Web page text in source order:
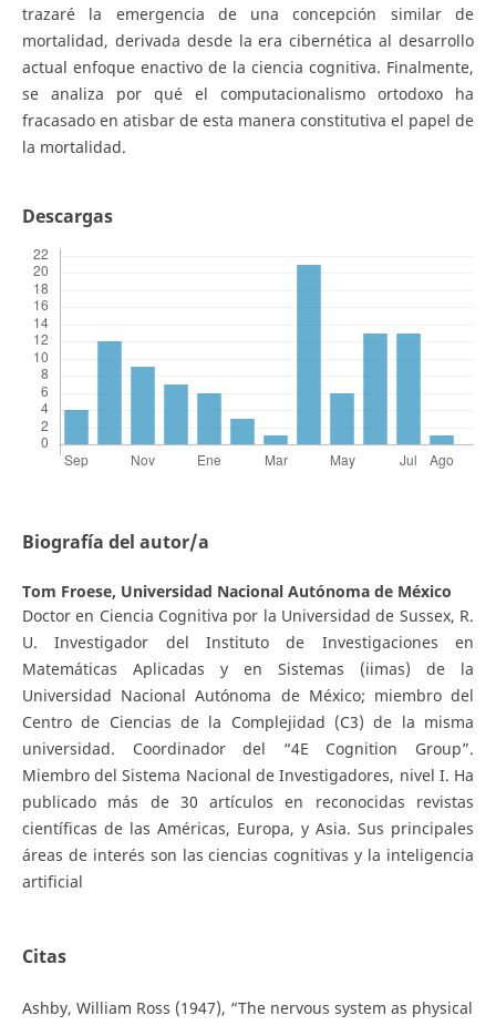
trazaré la emergencia de una concepción similar de
mortalidad, derivada desde la era cibernética al desarrollo
actual enfoque enactivo de la ciencia cognitiva. Finalmente,
se analiza por qué el computacionalismo ortodoxo ha
fracasado en atisbar de esta manera constitutiva el papel de
la mortalidad.
Descargas
Biografía del autor/a
Tom Froese, Universidad Nacional Autónoma de México
Doctor en Ciencia Cognitiva por la Universidad de Sussex, R.
U. Investigador del Instituto de Investigaciones en
Matemáticas Aplicadas y en Sistemas (iimas) de la
Universidad Nacional Autónoma de México; miembro del
Centro de Ciencias de la Complejidad (C3) de la misma
universidad. Coordinador del “4E Cognition Group”.
Miembro del Sistema Nacional de Investigadores, nivel I. Ha
publicado más de 30 artículos en reconocidas revistas
científicas de las Américas, Europa, y Asia. Sus principales
áreas de interés son las ciencias cognitivas y la inteligencia
artificial
Citas
Ashby, William Ross (1947), “The nervous system as physical